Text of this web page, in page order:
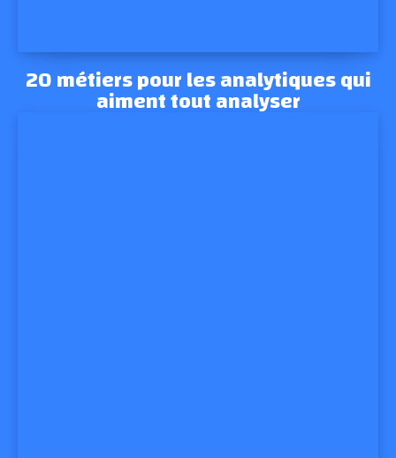
20 métiers pour les analytiques qui
aiment tout analyser